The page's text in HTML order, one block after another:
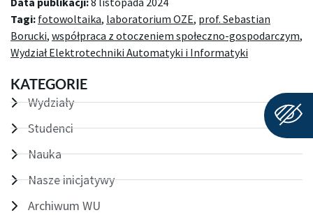
Tagi: fotowoltaika, laboratorium OZE, prof. Sebastian
Borucki, współpraca z otoczeniem społeczno-gospodarczym,
Wydział Elektrotechniki Automatyki i Informatyki
KATEGORIE
Wydziały
Studenci
Nauka
Nasze inicjatywy
Archiwum WU